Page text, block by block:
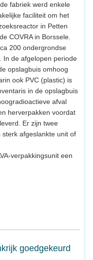
fabriek werd enkele
faciliteit om het
in Petten
COVRA in Borssele.
200 ondergrondse
In de afgelopen periode
opslagbuis omhoog
ook PVC (plastic) is
in de opslagbuis
afval
herverpakken voordat
Er zijn twee
afgeslankte unit of
verpakkingsunit een
goedgekeurd